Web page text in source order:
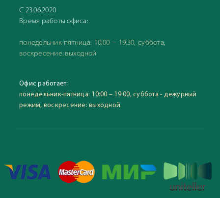
С 23.06.2020
Время работы офиса:
понедельник-пятница: 10:00 – 19:30, суббота,
воскресение: выходной
Офис работает:
понедельник-пятница: 10:00 – 19:00, суббота - дежурный
режим, воскресение: выходной